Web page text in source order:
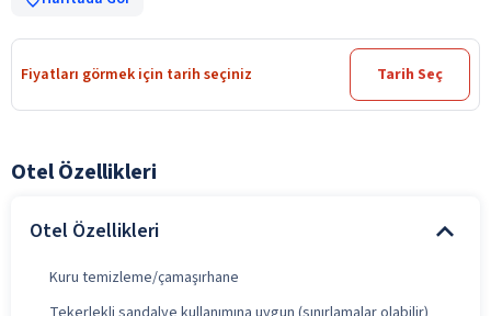
Fiyatları görmek için tarih seçiniz Tarih Seç
Otel Özellikleri
Otel Özellikleri
Kuru temizleme/çamaşırhane